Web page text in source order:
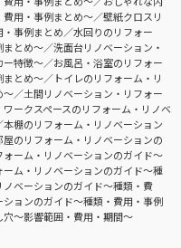
用・事例まとめ〜
壁紙クロスリ
・事例まとめ
水回りのリフォー
まとめ〜
洗面台リノベーション・
ー特徴〜
お風呂・浴室のリフォー
まとめ〜
トイレのリフォーム・リ
〜
土間リノベーション・リフォー
ワークスペースのリフォーム・リノベ
本棚のリフォーム・リノベーション
屋のリフォーム・リノベーションの
ォーム・リノベーションのガイド〜
ム・リノベーションのガイド〜種
ベーションのガイド〜種類・費
ョンのガイド〜種類・費用・事例
～影響範囲・費用・期間～